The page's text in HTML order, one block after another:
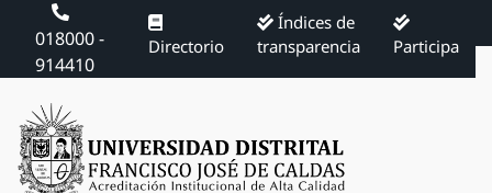
018000 -
914410
Directorio
Índices de
transparencia
Participa